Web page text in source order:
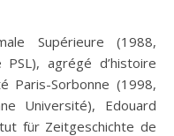
Supérieure (1988,
PSL), agrégé d’histoire
Paris-Sorbonne (1998,
Université), Edouard
für Zeitgeschichte de